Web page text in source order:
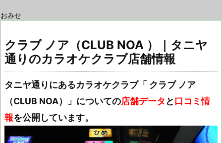
おみせ
クラブ ノア（CLUB NOA ）｜タニヤ
通りのカラオケクラブ店舗情報
タニヤ通りにあるカラオケクラブ「 クラブ ノア
（CLUB NOA）」についての店舗データ と 口コミ情
報を公開しています。